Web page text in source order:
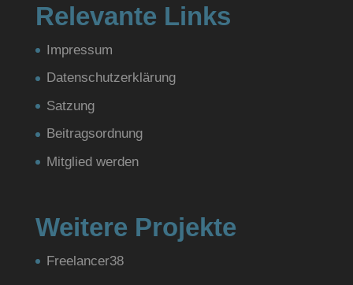
Relevante Links
Impressum
Datenschutzerklärung
Satzung
Beitragsordnung
Mitglied werden
Weitere Projekte
Freelancer38